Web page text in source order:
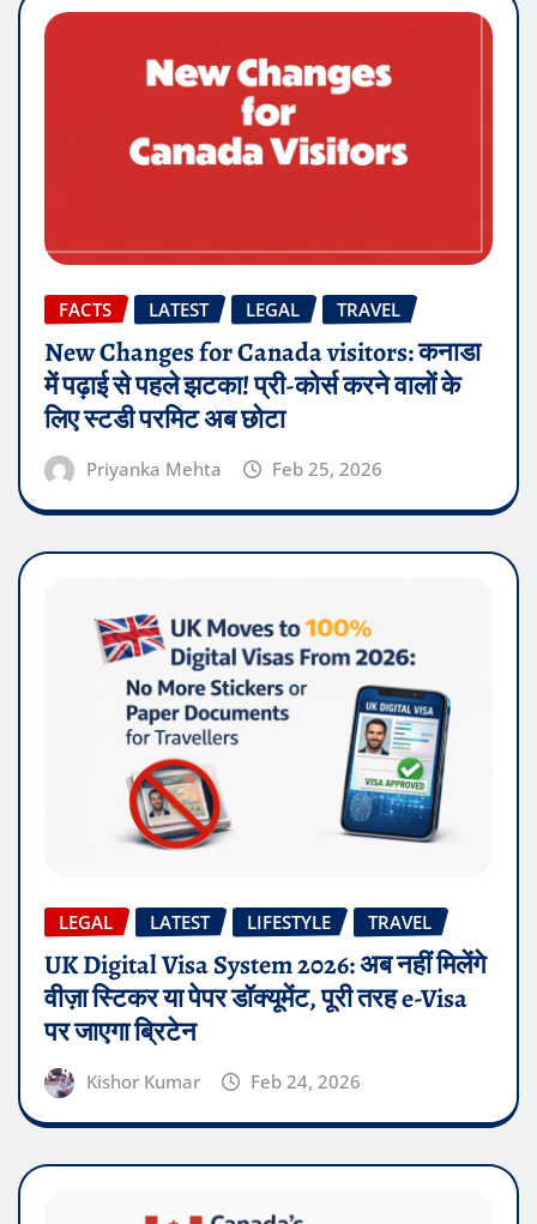
FACTS LATEST LEGAL TRAVEL
New Changes for Canada visitors: कनाडा
में पढ़ाई से पहले झटका! प्री-कोर्स करने वालों के
लिए स्टडी परमिट अब छोटा
Priyanka Mehta Feb 25, 2026
LEGAL LATEST LIFESTYLE TRAVEL
UK Digital Visa System 2026: अब नहीं मिलेंगे
वीज़ा स्टिकर या पेपर डॉक्यूमेंट, पूरी तरह e-Visa
पर जाएगा ब्रिटेन
Kishor Kumar Feb 24, 2026